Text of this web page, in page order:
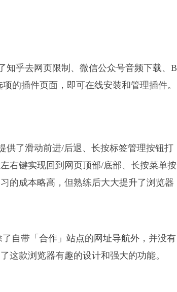
知乎去网页限制、微信公众号音频下载、B
的插件页面，即可在线安装和管理插件。
供了滑动前进/后退、长按标签管理按钮打
右键实现回到网页顶部/底部、长按菜单按
的成本略高，但熟练后大大提升了浏览器
自带「合作」站点的网址导航外，并没有
这款浏览器有趣的设计和强大的功能。